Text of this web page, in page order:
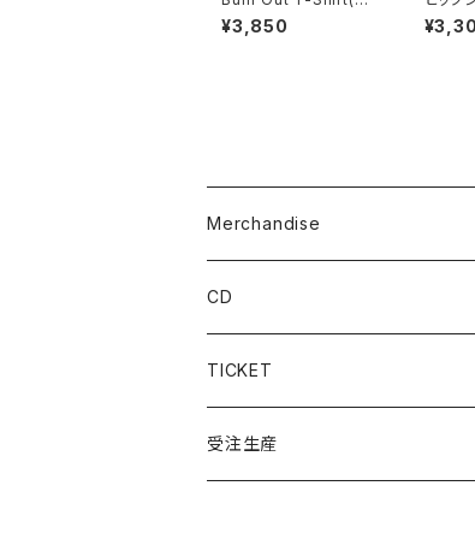
ite)
¥3,850
ツ
Merchandise
T-shirts
Long Sleeve
Others
CD
TICKET
受注生産